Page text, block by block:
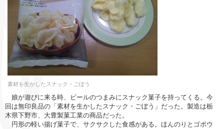
素材を生かしたスナック・ごぼう
娘が遊びに来る時、ビールのつまみにスナック菓子を持ってくる。今
回は無印良品の「素材を生かしたスナック・ごぼう」だった。製造は栃
木県下野市、大豊製菓工業の商品だった。
円形の軽い揚げ菓子で、サクサクした食感がある。ほんのりとゴボウ